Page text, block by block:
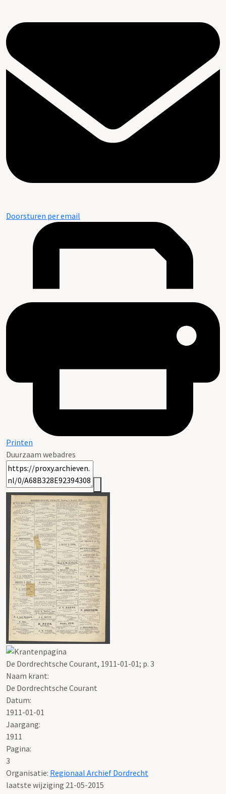
Doorsturen per email
Printen
Duurzaam webadres
De Dordrechtsche Courant, 1911-01-01; p. 3
Naam krant:
De Dordrechtsche Courant
Datum:
1911-01-01
Jaargang:
1911
Pagina:
3
Organisatie: Regionaal Archief Dordrecht
laatste wijziging 21-05-2015